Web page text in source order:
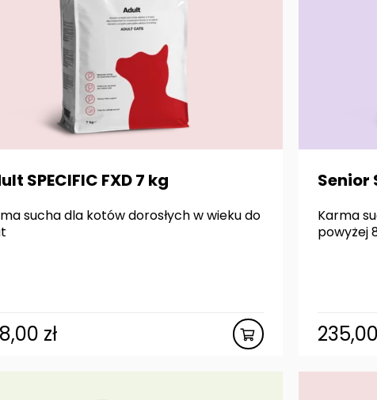
SPECIFIC FXD 7 kg
sucha dla kotów dorosłych w wieku do
zł
Senior
Karma
powyżej
235,00